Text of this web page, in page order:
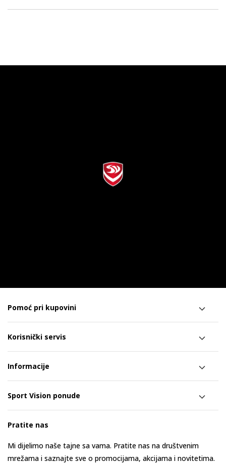
Pomoć pri kupovini
Korisnički servis
Informacije
Sport Vision ponude
Pratite nas
Mi dijelimo naše tajne sa vama. Pratite nas na društvenim
mrežama i saznajte sve o promocijama, akcijama i novitetima.